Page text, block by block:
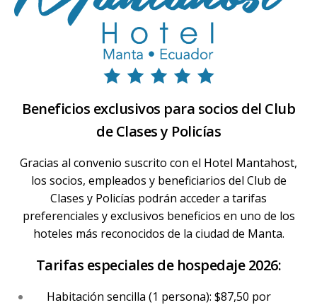
Beneficios exclusivos para socios del Club
de Clases y Policías
Gracias al convenio suscrito con el Hotel Mantahost,
los socios, empleados y beneficiarios del Club de
Clases y Policías podrán acceder a tarifas
preferenciales y exclusivos beneficios en uno de los
hoteles más reconocidos de la ciudad de Manta.
Tarifas especiales de hospedaje 2026:
Habitación sencilla (1 persona): $87,50 por